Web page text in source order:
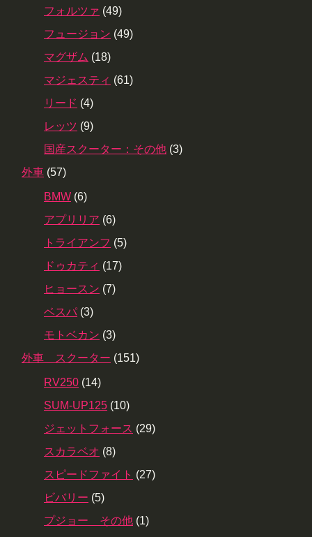
フォルツァ (49)
フュージョン (49)
マグザム (18)
マジェスティ (61)
リード (4)
レッツ (9)
国産スクーター：その他 (3)
外車 (57)
BMW (6)
アプリリア (6)
トライアンフ (5)
ドゥカティ (17)
ヒョースン (7)
ベスパ (3)
モトベカン (3)
外車 スクーター (151)
RV250 (14)
SUM-UP125 (10)
ジェットフォース (29)
スカラベオ (8)
スピードファイト (27)
ビバリー (5)
プジョー その他 (1)